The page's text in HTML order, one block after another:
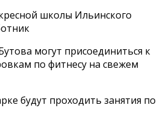
школы Ильинского
могут присоединиться к
по фитнесу на свежем
будут проходить занятия по